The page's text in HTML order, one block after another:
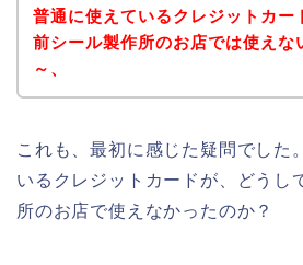
普通に使えているクレジットカー
前シール製作所のお店では使えな
～、
これも、最初に感じた疑問でした
いるクレジットカードが、どうし
所のお店で使えなかったのか？